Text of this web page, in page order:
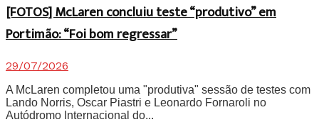
[FOTOS] McLaren concluiu teste “produtivo” em
Portimão: “Foi bom regressar”
29/07/2026
A McLaren completou uma "produtiva" sessão de testes com
Lando Norris, Oscar Piastri e Leonardo Fornaroli no
Autódromo Internacional do...